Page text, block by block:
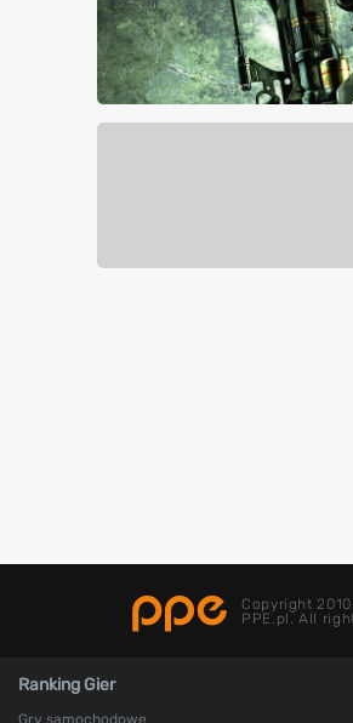
Copyright
PPE.pl. All
Ranking Gier